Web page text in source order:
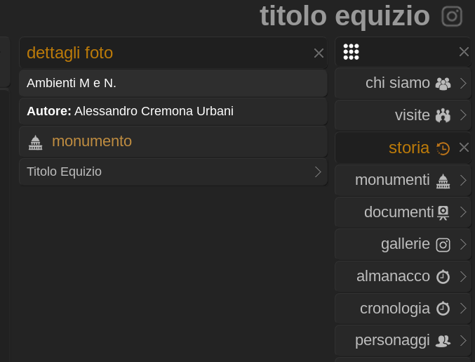
titolo equizio
chi siamo
visite
storia
monumenti
documenti
gallerie
almanacco
cronologia
personaggi
dettagli foto
Ambienti M e N.
Autore: Alessandro Cremona Urbani
monumento
Titolo Equizio